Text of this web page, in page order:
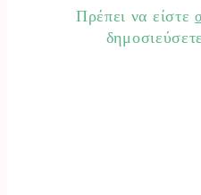
Πρέπει να είστε